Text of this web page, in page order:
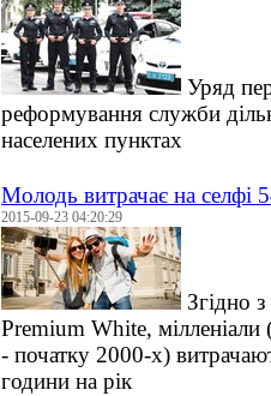
Уряд
реформування служби
населених пунктах
Молодь витрачає на селфі
2015-09-23 04:20:29
Згідно
Premium White,
- початку 2000-х)
години на рік